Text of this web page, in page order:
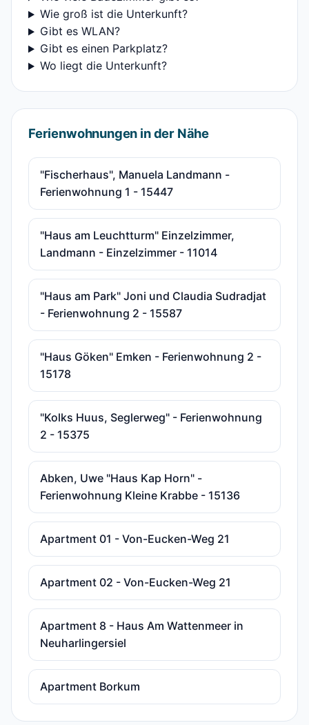
Wie groß ist die Unterkunft?
Gibt es WLAN?
Gibt es einen Parkplatz?
Wo liegt die Unterkunft?
Ferienwohnungen in der Nähe
"Fischerhaus", Manuela Landmann -
Ferienwohnung 1 - 15447
"Haus am Leuchtturm" Einzelzimmer,
Landmann - Einzelzimmer - 11014
"Haus am Park" Joni und Claudia Sudradjat
- Ferienwohnung 2 - 15587
"Haus Göken" Emken - Ferienwohnung 2 -
15178
"Kolks Huus, Seglerweg" - Ferienwohnung
2 - 15375
Abken, Uwe "Haus Kap Horn" -
Ferienwohnung Kleine Krabbe - 15136
Apartment 01 - Von-Eucken-Weg 21
Apartment 02 - Von-Eucken-Weg 21
Apartment 8 - Haus Am Wattenmeer in
Neuharlingersiel
Apartment Borkum